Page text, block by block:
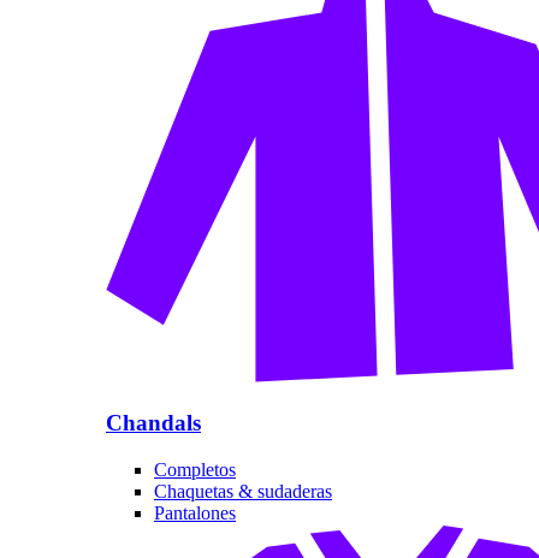
Chandals
Completos
Chaquetas & sudaderas
Pantalones